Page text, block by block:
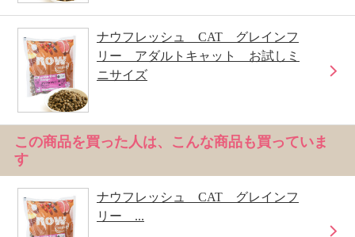
ナウフレッシュ CAT グレインフ
リー アダルトキャット お試しミ
ニサイズ
この商品を買った人は、こんな商品も買っていま
す
ナウフレッシュ CAT グレインフ
リー ...